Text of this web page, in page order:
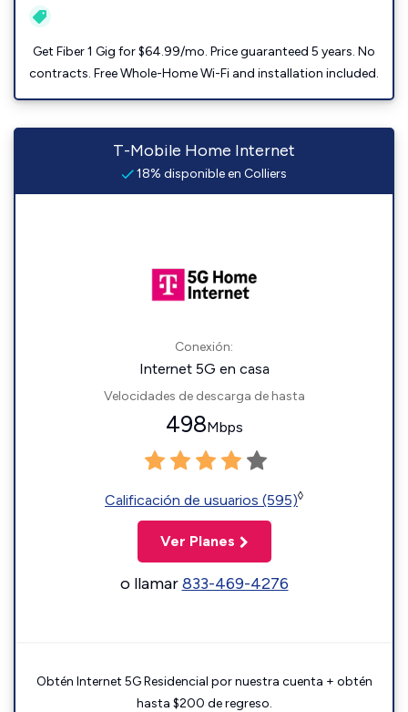
Get Fiber 1 Gig for $64.99/mo. Price guaranteed 5 years. No
contracts. Free Whole-Home Wi-Fi and installation included.
T-Mobile Home Internet
18% disponible en Colliers
Conexión:
Internet 5G en casa
Velocidades de descarga de hasta
498Mbps
Calificación de usuarios (595)◊
Ver Planes
o llamar833-469-4276
Obtén Internet 5G Residencial por nuestra cuenta + obtén
hasta $200 de regreso.